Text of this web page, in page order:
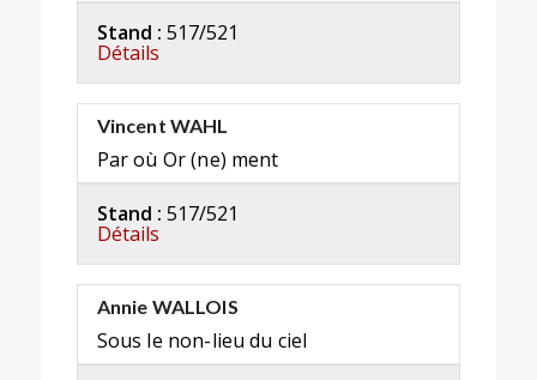
Stand : 517/521
Détails
Vincent WAHL
Par où Or (ne) ment
Stand : 517/521
Détails
Annie WALLOIS
Sous le non-lieu du ciel